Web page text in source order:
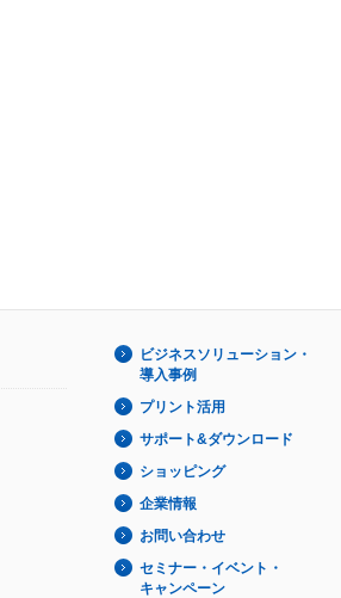
ビジネスソリューション・
導入事例
プリント活用
サポート&ダウンロード
ショッピング
企業情報
お問い合わせ
セミナー・イベント・
キャンペーン